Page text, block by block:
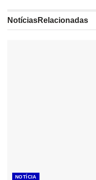
NotíciasRelacionadas
NOTÍCIA